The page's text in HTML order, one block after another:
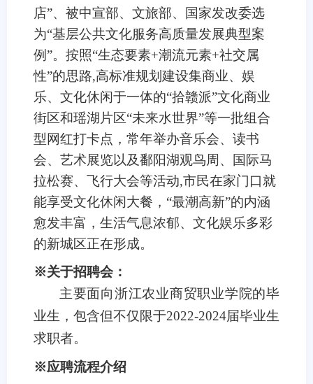
店”、被中宣部、文旅部、国家发改委选
为“基层公共文化服务高质量发展典型案
例”。按照“生态要素+潮流元素+社交属
性”的思路,高标准规划建设集商业、娱
乐、文化休闲于一体的“拾赣派”文化商业
街区和瑶湖片区“未来水世界”等一批组合
型网红打卡点，常年举办音乐会、读书
会、艺术展览以及鄱阳湖观鸟周、国际马
拉松赛、飞行大会等活动,市民在家门口就
能享受文化休闲大餐，“最潮高新”的内涵
愈发丰富，生活气息浓郁、文化娱乐多彩
的新城区正在形成。
※关于招聘会：
主要面向浙江农业商贸职业学院的毕
业生，包含但不仅限于2022-2024届毕业生
求职者。
※应聘流程介绍